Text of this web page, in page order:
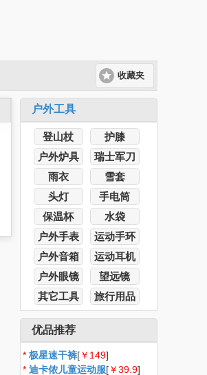
收藏夹
户外工具
登山杖
护膝
户外炉具
瑞士军刀
雨衣
雪套
头灯
手电筒
保温杯
水袋
户外手表
运动手环
户外音箱
运动耳机
户外眼镜
望远镜
其它工具
旅行用品
优品推荐
* 极星速干裤[￥149]
* 迪卡侬儿童运动服[￥39.9]